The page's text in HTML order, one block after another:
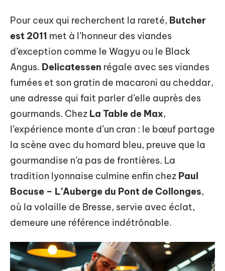
Pour ceux qui recherchent la rareté, Butcher
est 2011 met à l’honneur des viandes
d’exception comme le Wagyu ou le Black
Angus. Delicatessen régale avec ses viandes
fumées et son gratin de macaroni au cheddar,
une adresse qui fait parler d’elle auprès des
gourmands. Chez La Table de Max,
l’expérience monte d’un cran : le bœuf partage
la scène avec du homard bleu, preuve que la
gourmandise n’a pas de frontières. La
tradition lyonnaise culmine enfin chez Paul
Bocuse – L’Auberge du Pont de Collonges,
où la volaille de Bresse, servie avec éclat,
demeure une référence indétrônable.